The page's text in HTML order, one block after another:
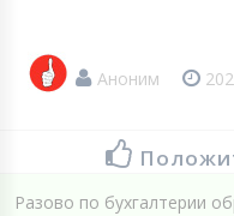
Аноним
Разово по бухгалтерии